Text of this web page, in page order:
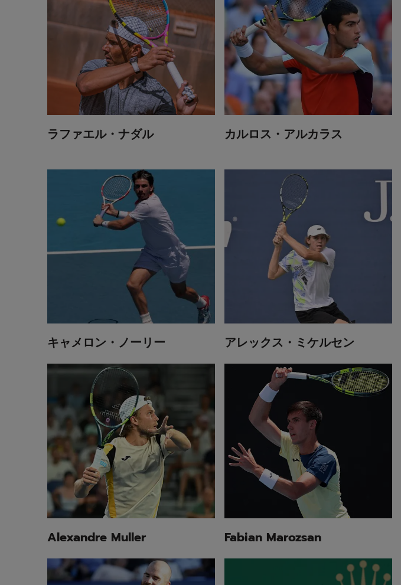
ラファエル・ナダル カルロス・アルカラス
キャメロン・ノーリー
キャメロン・ノーリー
アレックス・ミケルセン
アレックス・ミケルセン
Alexandre Muller Fabian Marozsan